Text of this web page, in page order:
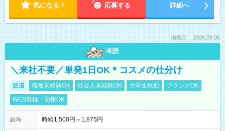
気になる！ 応募する 詳細へ
掲載日：2026.08.06
未読
＼来社不要／単発1日OK＊コスメの仕分け
派遣 職種未経験OK 社会人未経験OK 大学生歓迎
ブランクOK
WEB登録・面接OK
給与 時給1,500円～1,875円